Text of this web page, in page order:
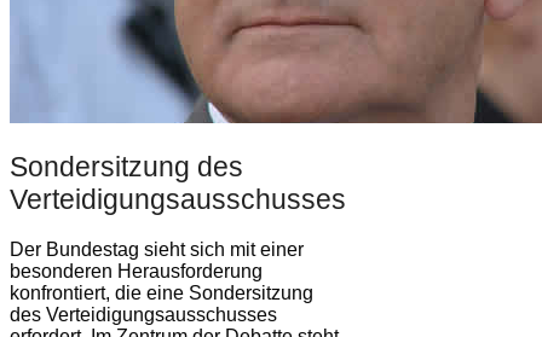
Sondersitzung des
Verteidigungsausschusses
Der Bundestag sieht sich mit einer
besonderen Herausforderung
konfrontiert, die eine Sondersitzung
des Verteidigungsausschusses